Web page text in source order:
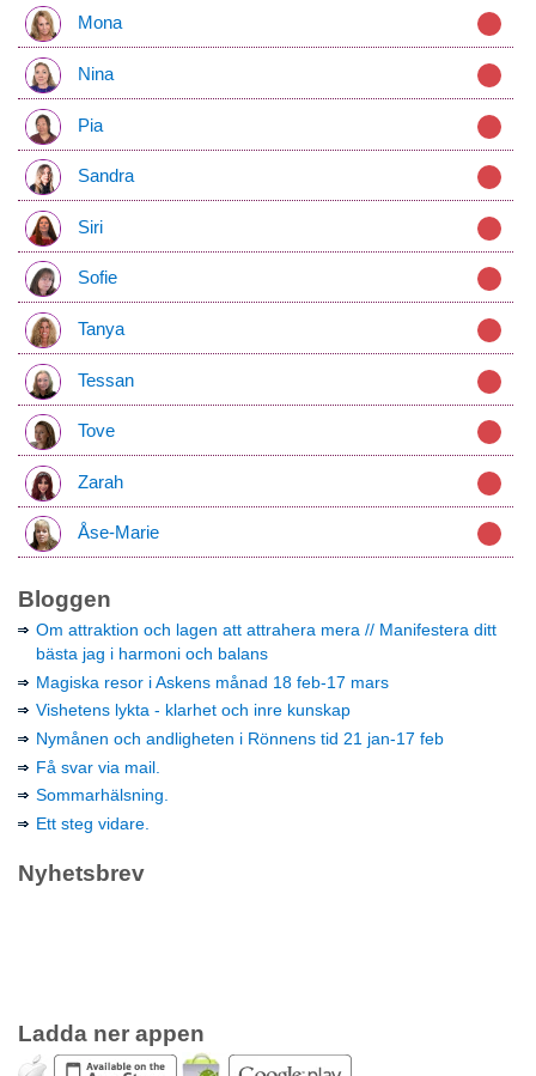
Mona
Nina
Pia
Sandra
Siri
Sofie
Tanya
Tessan
Tove
Zarah
Åse-Marie
Bloggen
Om attraktion och lagen att attrahera mera // Manifestera ditt
bästa jag i harmoni och balans
Magiska resor i Askens månad 18 feb-17 mars
Vishetens lykta - klarhet och inre kunskap
Nymånen och andligheten i Rönnens tid 21 jan-17 feb
Få svar via mail.
Sommarhälsning.
Ett steg vidare.
Nyhetsbrev
Ladda ner appen